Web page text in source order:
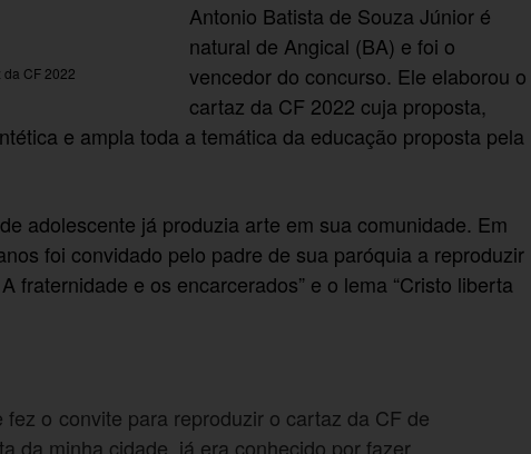
CF 2022
Antonio Batista de Souza Júnior é
natural de Angical (BA) e foi o
vencedor do concurso. Ele elaborou o
cartaz da CF 2022 cuja proposta,
e ampla toda a temática da educação proposta pela
adolescente já produzia arte em sua comunidade. Em
foi convidado pelo padre de sua paróquia a reproduzir
fraternidade e os encarcerados” e o lema “Cristo liberta
fez o convite para reproduzir o cartaz da CF de
da minha cidade, já era conhecido por fazer